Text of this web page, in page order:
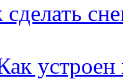
сделать
устроен